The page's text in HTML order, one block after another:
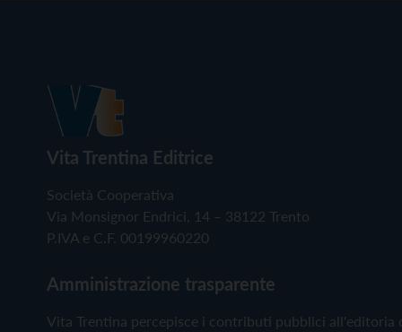
Vita Trentina Editrice
Società Cooperativa
Via Monsignor Endrici, 14 – 38122 Trento
P.IVA e C.F. 00199960220
Amministrazione trasparente
Vita Trentina percepisce i contributi pubblici all'editoria